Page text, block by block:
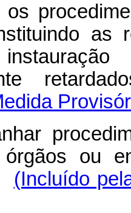
as
ou
(Incluído